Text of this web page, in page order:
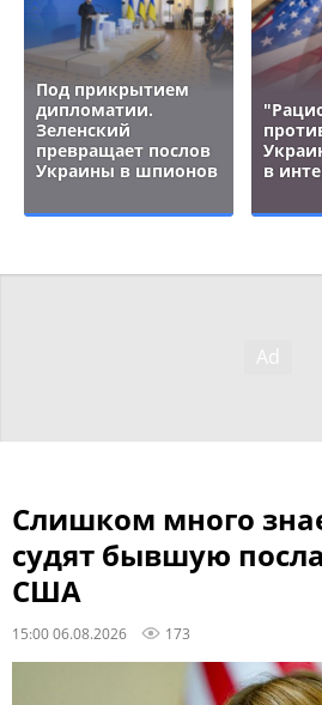
Под прикрытием
дипломатии.
Зеленский
превращает послов
Украины в шпионов
в
Слишком много
судят бывшую
США
15:00 06.08.2026 173